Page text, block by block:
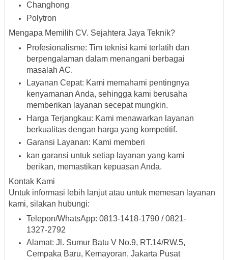
Changhong
Polytron
Mengapa Memilih CV. Sejahtera Jaya Teknik?
Profesionalisme: Tim teknisi kami terlatih dan
berpengalaman dalam menangani berbagai
masalah AC.
Layanan Cepat: Kami memahami pentingnya
kenyamanan Anda, sehingga kami berusaha
memberikan layanan secepat mungkin.
Harga Terjangkau: Kami menawarkan layanan
berkualitas dengan harga yang kompetitif.
Garansi Layanan: Kami memberi
kan garansi untuk setiap layanan yang kami
berikan, memastikan kepuasan Anda.
Kontak Kami
Untuk informasi lebih lanjut atau untuk memesan layanan
kami, silakan hubungi:
Telepon/WhatsApp: 0813-1418-1790 / 0821-
1327-2792
Alamat: Jl. Sumur Batu V No.9, RT.14/RW.5,
Cempaka Baru, Kemayoran, Jakarta Pusat